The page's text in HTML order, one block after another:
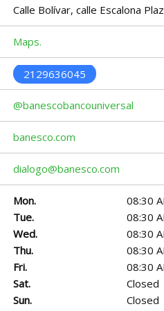
Calle Bolívar, calle Escalona
Maps.
2129636045
@banescobancouniversal
banesco.com
dialogo@banesco.com
Mon.
08:30
Tue.
08:30
Wed.
08:30
Thu.
08:30
Fri.
08:30
Sat.
Closed
Sun.
Closed